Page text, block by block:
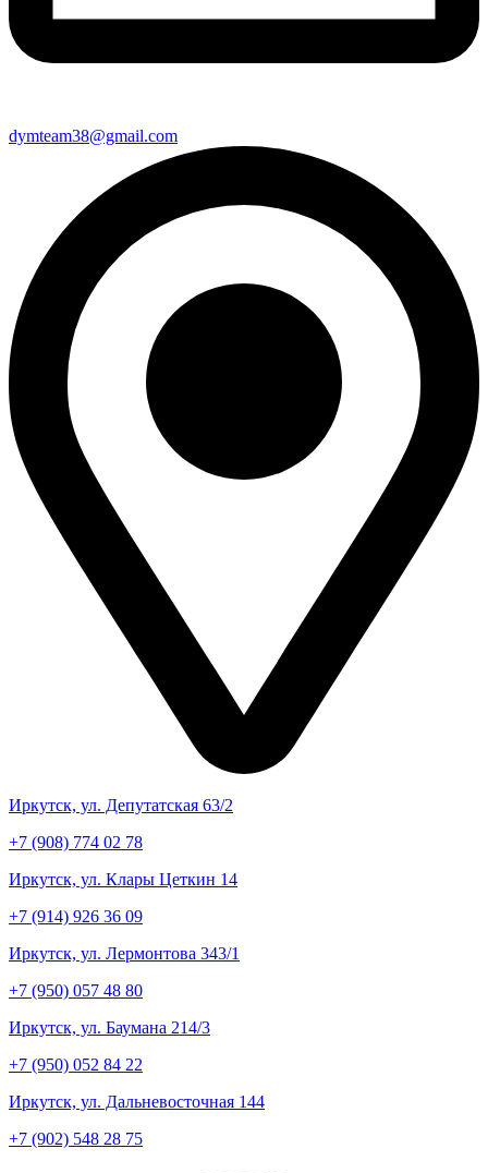
dymteam38@gmail.com
Иркутск, ул. Депутатская 63/2
+7 (908) 774 02 78
Иркутск, ул. Клары Цеткин 14
+7 (914) 926 36 09
Иркутск, ул. Лермонтова 343/1
+7 (950) 057 48 80
Иркутск, ул. Баумана 214/3
+7 (950) 052 84 22
Иркутск, ул. Дальневосточная 144
+7 (902) 548 28 75